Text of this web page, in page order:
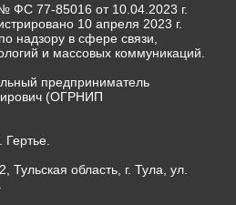
ФС 77-85016 от 10.04.2023 г.
10 апреля 2023 г.
надзору в сфере связи,
и массовых коммуникаций.
предприниматель
(ОГРНИП
Тульская область, г. Тула, ул.